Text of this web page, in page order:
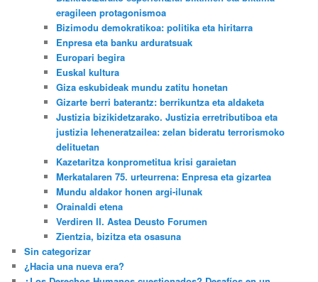
eragileen protagonismoa
Bizimodu demokratikoa: politika eta hiritarra
Enpresa eta banku arduratsuak
Europari begira
Euskal kultura
Giza eskubideak mundu zatitu honetan
Gizarte berri baterantz: berrikuntza eta aldaketa
Justizia bizikidetzarako. Justizia erretributiboa eta
justizia leheneratzailea: zelan bideratu terrorismoko
delituetan
Kazetaritza konprometitua krisi garaietan
Merkatalaren 75. urteurrena: Enpresa eta gizartea
Mundu aldakor honen argi-ilunak
Orainaldi etena
Verdiren II. Astea Deusto Forumen
Zientzia, bizitza eta osasuna
Sin categorizar
¿Hacia una nueva era?